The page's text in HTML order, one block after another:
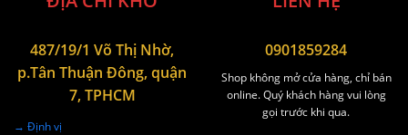
487/19/1 Võ Thị Nhờ,
p.Tân Thuận Đông, quận
7, TPHCM
→ Định vị
0901859284
Shop không mở cửa hàng, chỉ bán
online. Quý khách hàng vui lòng
gọi trước khi qua.